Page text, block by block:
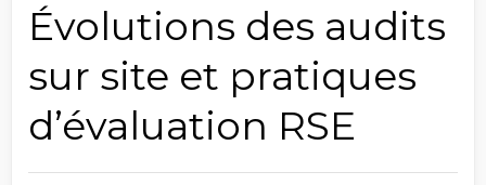
Évolutions des audits
sur site et pratiques
d’évaluation RSE